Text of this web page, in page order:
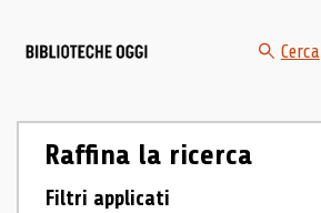
Cerca
Raffina la ricerca
Filtri applicati